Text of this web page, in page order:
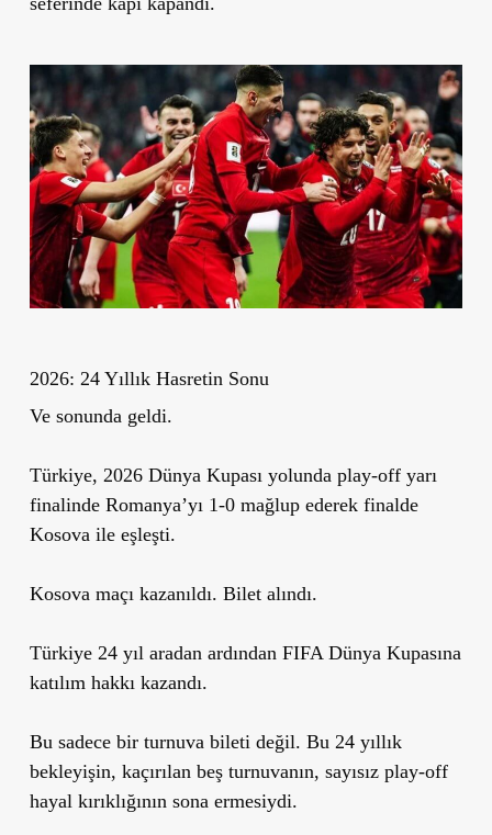
2026: 24 Yıllık Hasretin Sonu
Ve sonunda geldi.
Türkiye, 2026 Dünya Kupası yolunda play-off yarı
finalinde Romanya’yı 1-0 mağlup ederek finalde
Kosova ile eşleşti.
Kosova maçı kazanıldı. Bilet alındı.
Türkiye 24 yıl aradan ardından FIFA Dünya Kupasına
katılım hakkı kazandı.
Bu sadece bir turnuva bileti değil. Bu 24 yıllık
bekleyişin, kaçırılan beş turnuvanın, sayısız play-off
hayal kırıklığının sona ermesiydi.